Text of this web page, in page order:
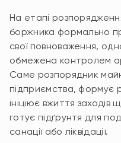
На етапі
боржника формально
свої повноваження,
обмежена контролем
Саме розпорядник
підприємства, формує
ініціює вжиття
готує підґрунтя для
санації або ліквідації.